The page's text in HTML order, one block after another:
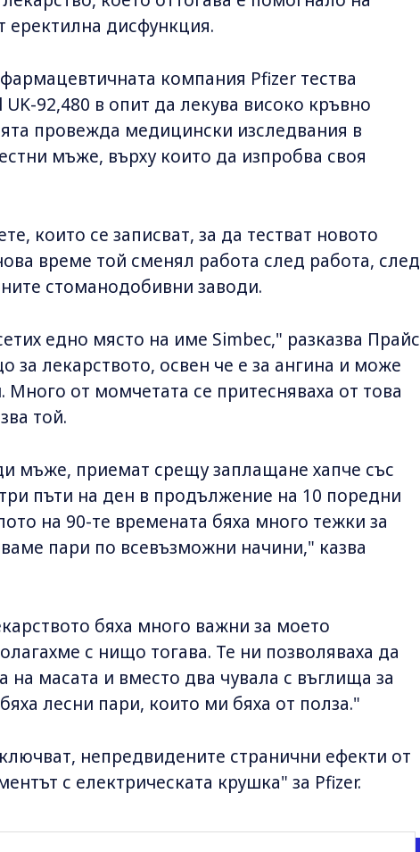
дисфункция.
компания Pfizer тества
92,480 в опит да лекува високо кръвно
провежда медицински изследвания в
мъже, върху които да изпробва своя
които се записват, за да тестват новото
време той сменял работа след работа, след
стоманодобивни заводи.
едно място на име Simbec," разказва Прайс
за лекарството, освен че е за ангина и може
от момчетата се притесняваха от това
той.
мъже, приемат срещу заплащане хапче със
пъти на ден в продължение на 10 поредни
на 90-те времената бяха много тежки за
пари по всевъзможни начини," казва
бяха много важни за моето
с нищо тогава. Те ни позволяваха да
масата и вместо два чувала с въглища за
лесни пари, които ми бяха от полза."
непредвидените странични ефекти от
с електрическата крушка" за Pfizer.